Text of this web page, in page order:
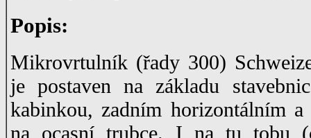
Popis:
Mikrovrtulník (řady 300)
je postaven na základu
kabinkou, zadním horizontálním
na ocasní trubce. I na tu tobu